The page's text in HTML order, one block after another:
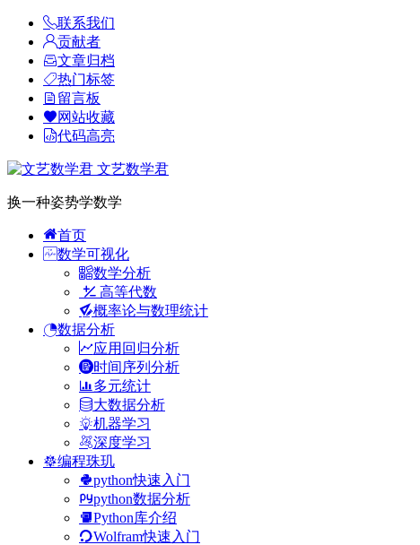
联系我们
贡献者
文章归档
热门标签
留言板
网站收藏
代码高亮
文艺数学君
换一种姿势学数学
首页
数学可视化
数学分析
高等代数
概率论与数理统计
数据分析
应用回归分析
时间序列分析
多元统计
大数据分析
机器学习
深度学习
编程珠玑
python快速入门
python数据分析
Python库介绍
Wolfram快速入门